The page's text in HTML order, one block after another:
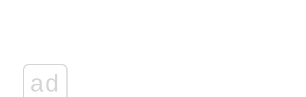
ad